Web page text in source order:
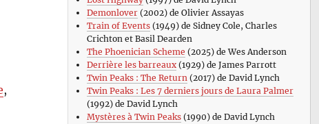
,
Demonlover(2002) de Olivier Assayas
Train of Events(1949) de Sidney Cole, Charles
Crichton et Basil Dearden
The Phoenician Scheme (2025) de Wes Anderson
Derrière les barreaux(1929) de James Parrott
Twin Peaks : The Return(2017) de David Lynch
Twin Peaks : Les 7 derniers jours de Laura Palmer
(1992) de David Lynch
Mystères à Twin Peaks(1990) de David Lynch